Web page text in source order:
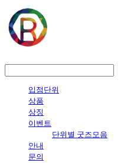
입점단위
상품
상징
이벤트
단위별 굿즈모음
안내
문의